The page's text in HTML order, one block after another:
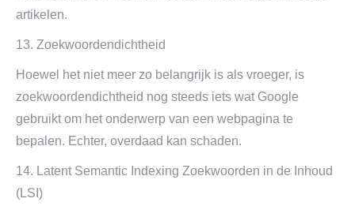
artikelen.
13. Zoekwoordendichtheid
Hoewel het niet meer zo belangrijk is als vroeger, is
zoekwoordendichtheid nog steeds iets wat Google
gebruikt om het onderwerp van een webpagina te
bepalen. Echter, overdaad kan schaden.
14. Latent Semantic Indexing Zoekwoorden in de Inhoud
(LSI)